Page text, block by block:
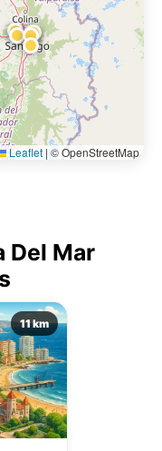
Leaflet | © OpenStreetMap
Del Mar
11 km